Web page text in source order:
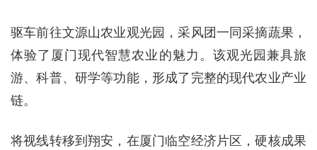
驱车前往文源山农业观光园，采风团一同采摘蔬果，
体验了厦门现代智慧农业的魅力。该观光园兼具旅
游、科普、研学等功能，形成了完整的现代农业产业
链。
将视线转移到翔安，在厦门临空经济片区，硬核成果